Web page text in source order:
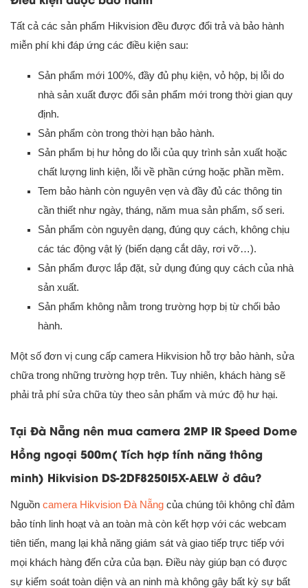
Tất cả các sản phẩm Hikvision đều được đổi trả và bảo hành
miễn phí khi đáp ứng các điều kiện sau:
Sản phẩm mới 100%, đầy đủ phụ kiện, vỏ hộp, bị lỗi do
nhà sản xuất được đổi sản phẩm mới trong thời gian quy
định.
Sản phẩm còn trong thời hạn bảo hành.
Sản phẩm bị hư hỏng do lỗi của quy trình sản xuất hoặc
chất lượng linh kiện, lỗi về phần cứng hoặc phần mềm.
Tem bảo hành còn nguyên vẹn và đầy đủ các thông tin
cần thiết như ngày, tháng, năm mua sản phẩm, số seri.
Sản phẩm còn nguyên dạng, đúng quy cách, không chịu
các tác động vật lý (biến dạng cắt dây, rơi vỡ…).
Sản phẩm được lắp đặt, sử dụng đúng quy cách của nhà
sản xuất.
Sản phẩm không nằm trong trường hợp bị từ chối bảo
hành.
Một số đơn vị cung cấp camera Hikvision hỗ trợ bảo hành, sửa
chữa trong những trường hợp trên. Tuy nhiên, khách hàng sẽ
phải trả phí sửa chữa tùy theo sản phẩm và mức độ hư hại.
Tại Đà Nẵng nên mua camera 2MP IR Speed Dome
Hồng ngoại 500m( Tích hợp tính năng thông
minh) Hikvision DS-2DF8250I5X-AELW ở đâu?
Nguồn camera Hikvision Đà Nẵng của chúng tôi không chỉ đảm
bảo tính linh hoạt và an toàn mà còn kết hợp với các webcam
tiên tiến, mang lại khả năng giám sát và giao tiếp trực tiếp với
mọi khách hàng đến cửa của bạn. Điều này giúp bạn có được
sự kiểm soát toàn diện và an ninh mà không gây bất kỳ sự bất